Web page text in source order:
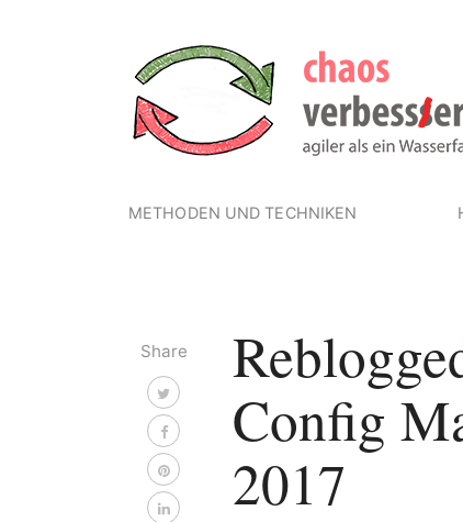
METHODEN UND TECHNIKEN
Config
2017
Share